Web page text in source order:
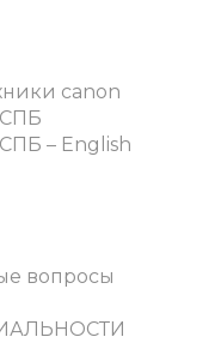
canon
– English
вопросы